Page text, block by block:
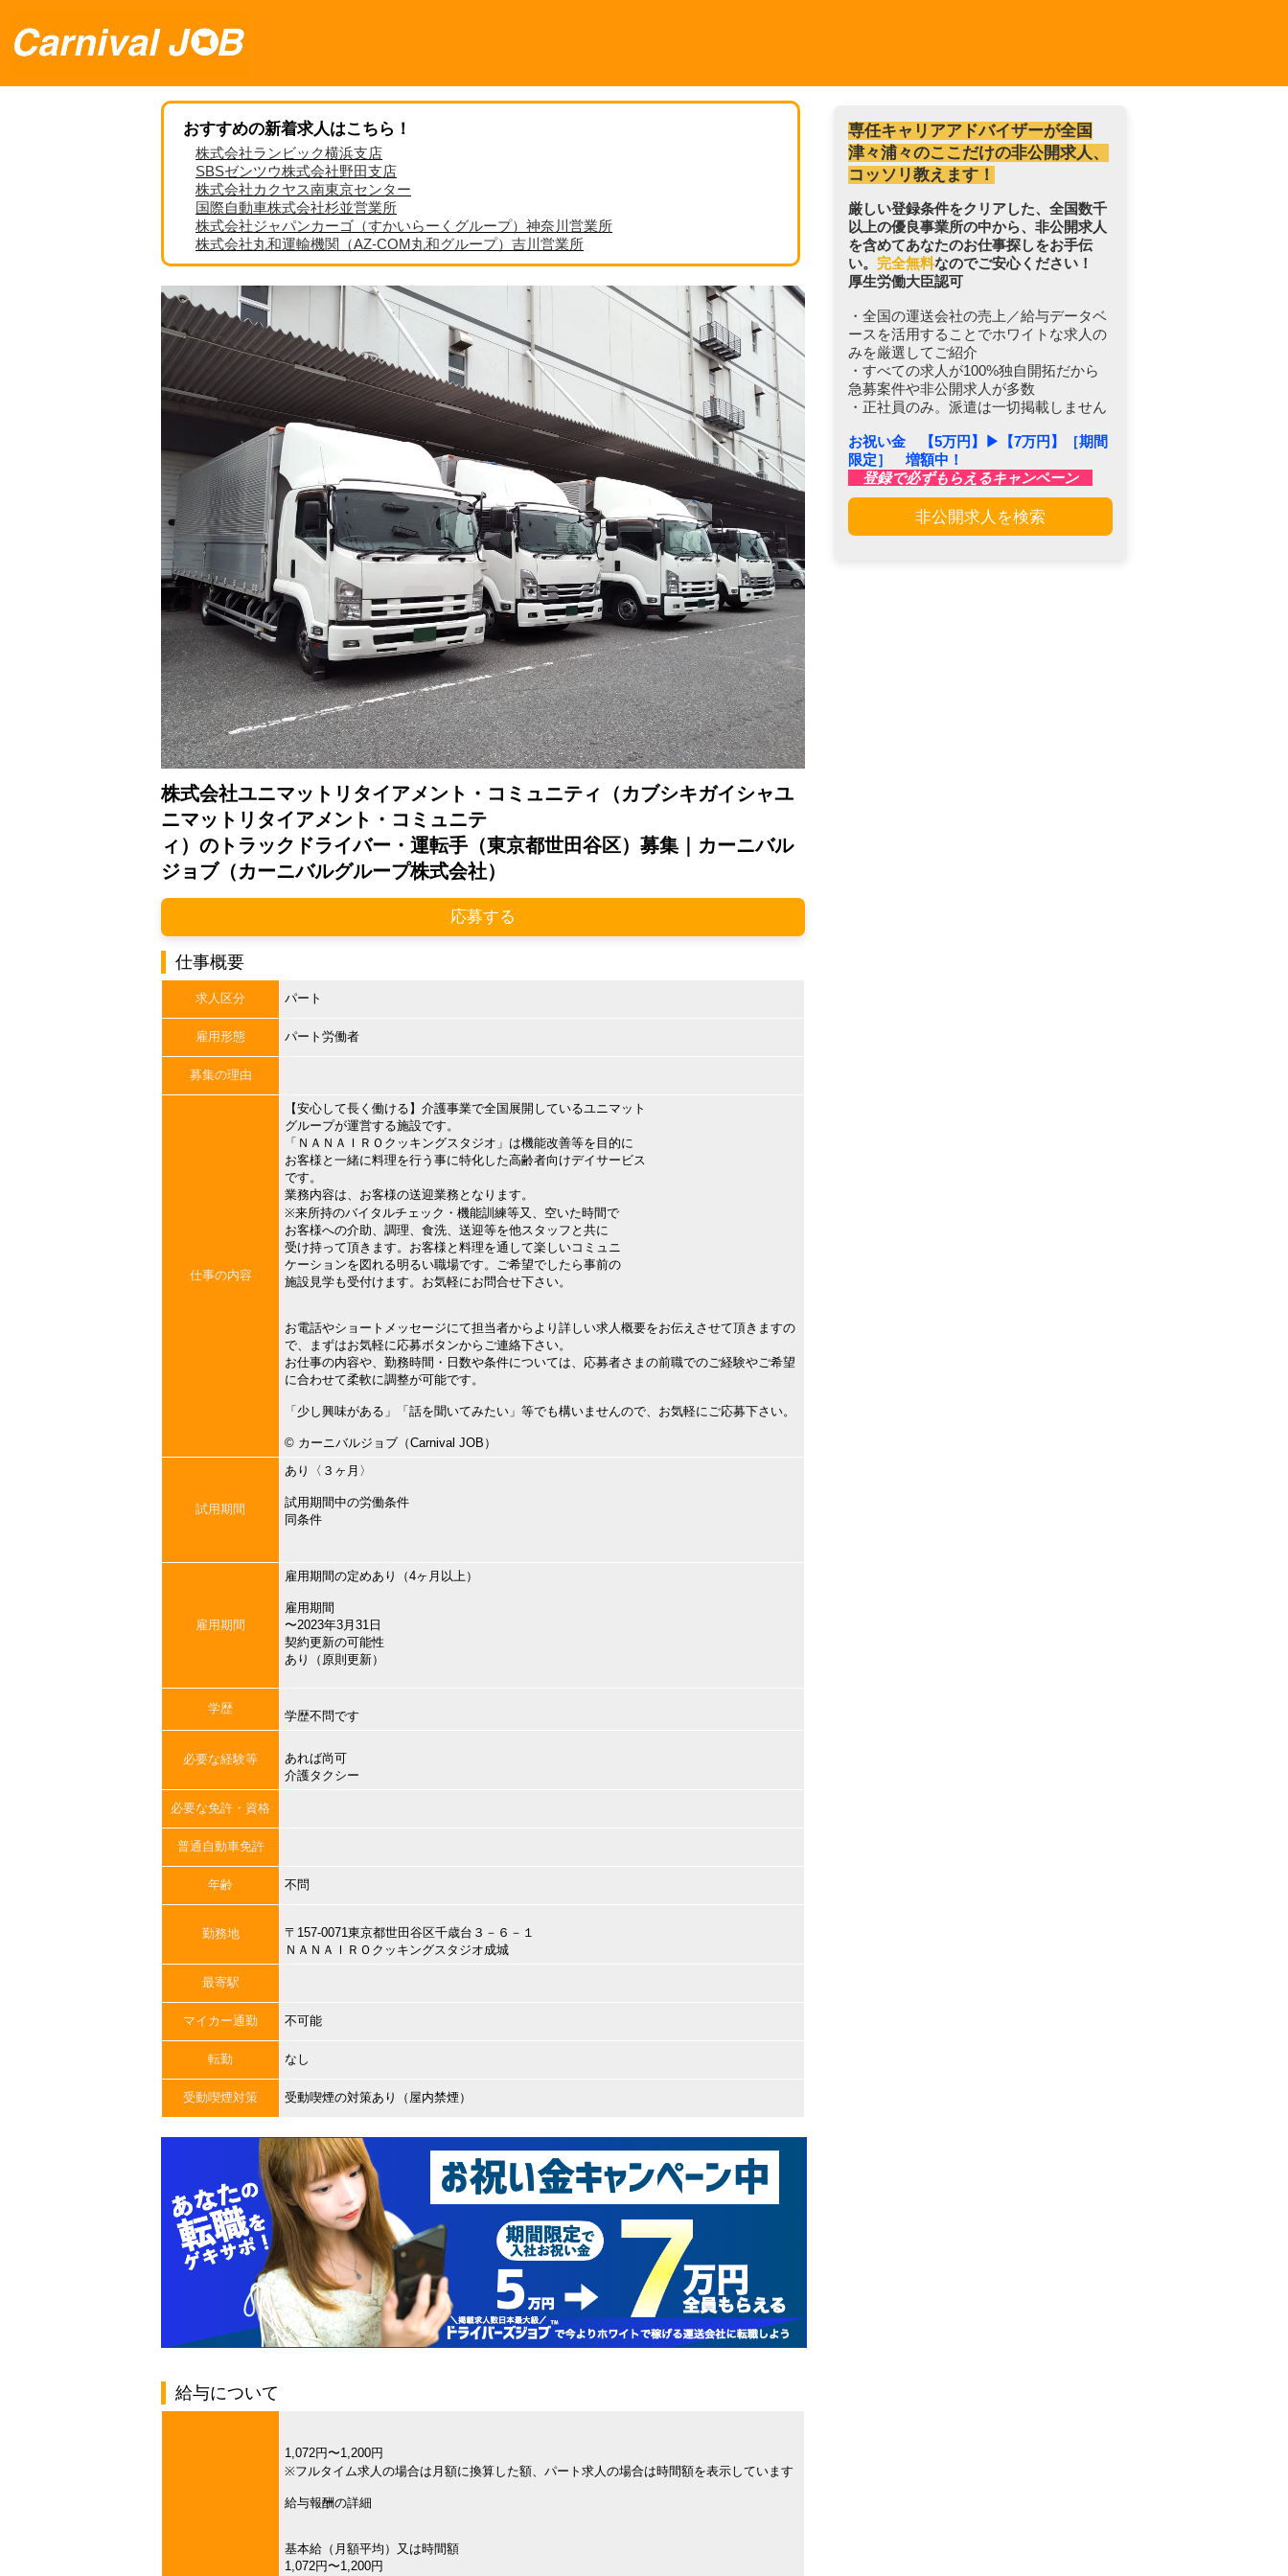
おすすめの新着求人はこちら！
株式会社ランビック横浜支店
SBSゼンツウ株式会社野田支店
株式会社カクヤス南東京センター
国際自動車株式会社杉並営業所
株式会社ジャパンカーゴ（すかいらーくグループ）神奈川営業所
株式会社丸和運輸機関（AZ-COM丸和グループ）吉川営業所
株式会社ユニマットリタイアメント・コミュニティ（カブシキガイシャユ
ニマットリタイアメント・コミュニテ
ィ）のトラックドライバー・運転手（東京都世田谷区）募集｜カーニバル
ジョブ（カーニバルグループ株式会社）
応募する
仕事概要
求人区分 パート
雇用形態 パート労働者
募集の理由
仕事の内容
【安心して長く働ける】介護事業で全国展開しているユニマット
グループが運営する施設です。
「ＮＡＮＡＩＲＯクッキングスタジオ」は機能改善等を目的に
お客様と一緒に料理を行う事に特化した高齢者向けデイサービス
です。
業務内容は、お客様の送迎業務となります。
※来所持のバイタルチェック・機能訓練等又、空いた時間で
お客様への介助、調理、食洗、送迎等を他スタッフと共に
受け持って頂きます。お客様と料理を通して楽しいコミュニ
ケーションを図れる明るい職場です。ご希望でしたら事前の
施設見学も受付けます。お気軽にお問合せ下さい。
お電話やショートメッセージにて担当者からより詳しい求人概要をお伝えさせて頂きますの
で、まずはお気軽に応募ボタンからご連絡下さい。
お仕事の内容や、勤務時間・日数や条件については、応募者さまの前職でのご経験やご希望
に合わせて柔軟に調整が可能です。
「少し興味がある」「話を聞いてみたい」等でも構いませんので、お気軽にご応募下さい。
©︎ カーニバルジョブ（Carnival JOB）
試用期間
あり〈３ヶ月〉
試用期間中の労働条件
同条件
雇用期間
雇用期間の定めあり（4ヶ月以上）
雇用期間
〜2023年3月31日
契約更新の可能性
あり（原則更新）
学歴
学歴不問です
必要な経験等
あれば尚可
介護タクシー
必要な免許・資格
普通自動車免許
年齢 不問
勤務地
〒157-0071東京都世田谷区千歳台３－６－１
ＮＡＮＡＩＲＯクッキングスタジオ成城
最寄駅
マイカー通勤 不可能
転勤 なし
受動喫煙対策 受動喫煙の対策あり（屋内禁煙）
給与について
1,072円〜1,200円
※フルタイム求人の場合は月額に換算した額、パート求人の場合は時間額を表示しています
給与報酬の詳細
基本給（月額平均）又は時間額
1,072円〜1,200円
専任キャリアアドバイザーが全国
津々浦々のここだけの非公開求人、
コッソリ教えます！
厳しい登録条件をクリアした、全国数千
以上の優良事業所の中から、非公開求人
を含めてあなたのお仕事探しをお手伝
い。 完全無料なのでご安心ください！
厚生労働大臣認可
・全国の運送会社の売上／給与データベ
ースを活用することでホワイトな求人の
みを厳選してご紹介
・すべての求人が100%独自開拓だから
急募案件や非公開求人が多数
・正社員のみ。派遣は一切掲載しません
お祝い金 【5万円】▶︎【7万円】［期間
限定］ 増額中！
登録で必ずもらえるキャンペーン
非公開求人を検索